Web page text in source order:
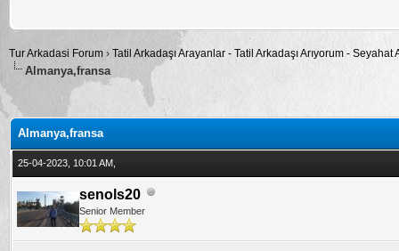
Tur Arkadasi Forum › Tatil Arkadaşı Arayanlar - Tatil Arkadaşı Arıyorum -
Almanya,fransa
0
Almanya,fransa
25-04-2023, 10:01 AM,
senols20
Senior Member